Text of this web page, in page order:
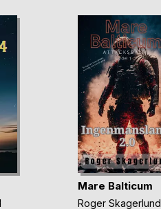
Mare Balticum
Roger Skagerlund